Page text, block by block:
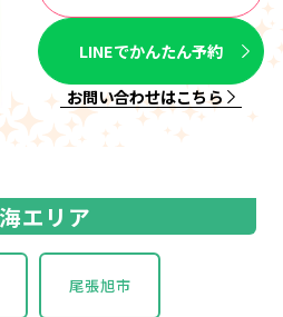
LINEでかんたん予約
お問い合わせはこちら
エリア
尾張旭市